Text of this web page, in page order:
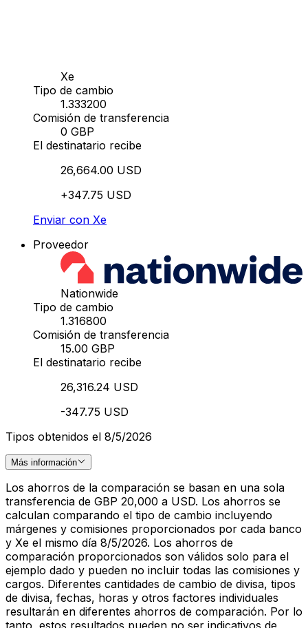
Xe
Tipo de cambio
1.333200
Comisión de transferencia
0 GBP
El destinatario recibe
26,664.00 USD
+347.75 USD
Enviar con Xe
Proveedor
Nationwide
Tipo de cambio
1.316800
Comisión de transferencia
15.00 GBP
El destinatario recibe
26,316.24 USD
-347.75 USD
Tipos obtenidos el 8/5/2026
Más información
Los ahorros de la comparación se basan en una sola
transferencia de GBP 20,000 a USD. Los ahorros se
calculan comparando el tipo de cambio incluyendo
márgenes y comisiones proporcionados por cada banco
y Xe el mismo día 8/5/2026. Los ahorros de
comparación proporcionados son válidos solo para el
ejemplo dado y pueden no incluir todas las comisiones y
cargos. Diferentes cantidades de cambio de divisa, tipos
de divisa, fechas, horas y otros factores individuales
resultarán en diferentes ahorros de comparación. Por lo
tanto, estos resultados pueden no ser indicativos de